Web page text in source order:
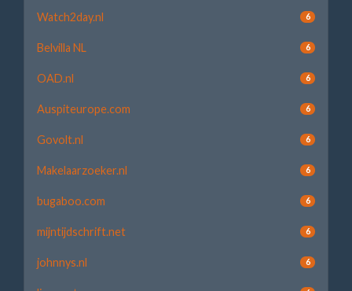
Watch2day.nl 6
Belvilla NL 6
OAD.nl 6
Auspiteurope.com 6
Govolt.nl 6
Makelaarzoeker.nl 6
bugaboo.com 6
mijntijdschrift.net 6
johnnys.nl 6